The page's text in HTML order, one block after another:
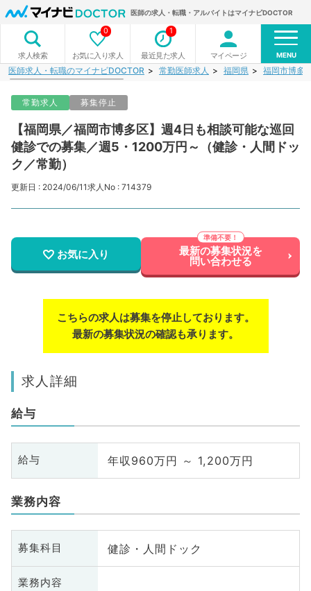
医師の求人・転職・アルバイトはマイナビDOCTOR
求人検索 お気に入り求人
0
最近見た求人
1
マイページ MENU
医師求人・転職のマイナビDOCTOR 常勤医師求人 福岡県 福岡市博多
常勤求人 募集停止
【福岡県／福岡市博多区】週4日も相談可能な巡回
健診での募集／週5・1200万円～（健診・人間ドッ
ク／常勤）
更新日 : 2024/06/11求人No : 714379
お気に入り 最新の募集状況を
問い合わせる
こちらの求人は募集を停止しております。
最新の募集状況の確認も承ります。
求人詳細
給与
給与 年収960万円 ～ 1,200万円
業務内容
募集科目 健診・人間ドック
業務内容